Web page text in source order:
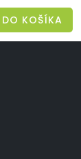
DO KOŠÍKA